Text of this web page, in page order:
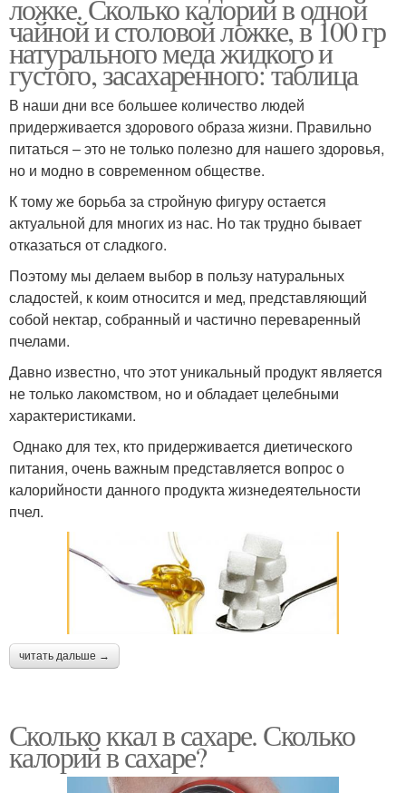
ложке. Сколько калорий в одной
чайной и столовой ложке, в 100 гр
натурального меда жидкого и
густого, засахаренного: таблица
В наши дни все большее количество людей
придерживается здорового образа жизни. Правильно
питаться – это не только полезно для нашего здоровья,
но и модно в современном обществе.
К тому же борьба за стройную фигуру остается
актуальной для многих из нас. Но так трудно бывает
отказаться от сладкого.
Поэтому мы делаем выбор в пользу натуральных
сладостей, к коим относится и мед, представляющий
собой нектар, собранный и частично переваренный
пчелами.
Давно известно, что этот уникальный продукт является
не только лакомством, но и обладает целебными
характеристиками.
Однако для тех, кто придерживается диетического
питания, очень важным представляется вопрос о
калорийности данного продукта жизнедеятельности
пчел.
читать дальше →
Сколько ккал в сахаре. Сколько
калорий в сахаре?